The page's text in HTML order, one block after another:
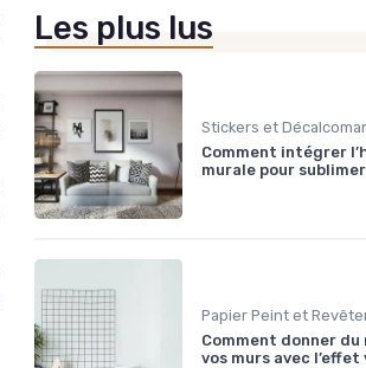
Les plus lus
Comment intégrer
murale pour
Comment donner du
vos murs avec l’effet